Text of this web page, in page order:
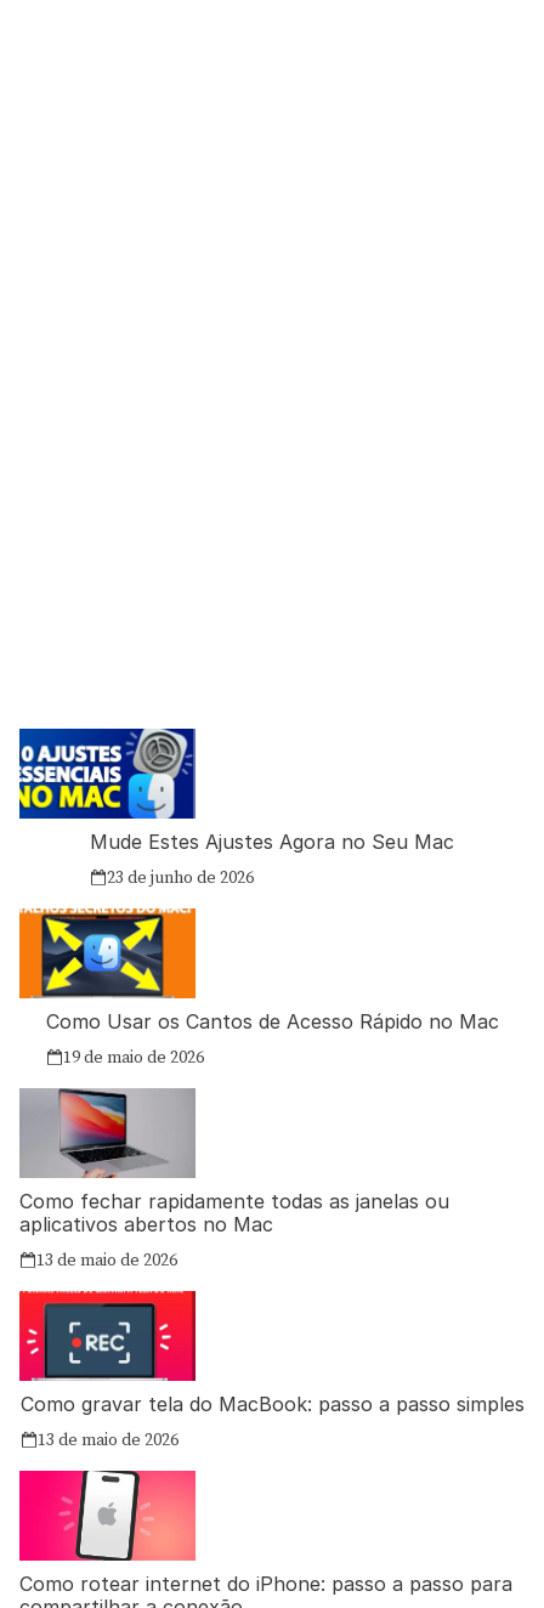
Mude Estes Ajustes Agora no Seu Mac
23 de junho de 2026
Como Usar os Cantos de Acesso Rápido no Mac
19 de maio de 2026
Como fechar rapidamente todas as janelas ou
aplicativos abertos no Mac
13 de maio de 2026
Como gravar tela do MacBook: passo a passo simples
13 de maio de 2026
Como rotear internet do iPhone: passo a passo para